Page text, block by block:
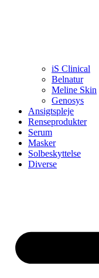
iS Clinical
Belnatur
Meline Skin
Genosys
Ansigtspleje
Renseprodukter
Serum
Masker
Solbeskyttelse
Diverse